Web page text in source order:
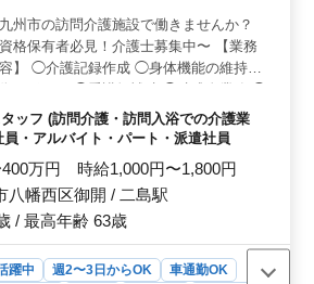
す。経験の浅い方も研修や先輩職員
で安心して仕事に取り組めま
務内容＞ 訪問介護ステーション
訪問し、食事介助や入浴介助などの
成や整理などの事務作業まで幅広い
経験を活かし、新たなキャリアを築
お待ちしています。
州市の訪問介護施設で働きませんか？
格保有者必見！介護士募集中〜 【業務
】 ◯介護記録作成 ◯身体機能の維持・
業務（食事介助、排泄介助など）など
備考】 ◯社会保険完備 ◯シフト制(週3
ご応募お待ちしております！ まずはお
にお問い合わせください♪
ッフ (訪問介護・訪問入浴での介護業
・アルバイト・パート・派遣社員
400万円 時給1,000円〜1,800円
八幡西区御開 / 二島駅
/ 最高年齢 63歳
躍中 週2〜3日からOK
車通勤OK